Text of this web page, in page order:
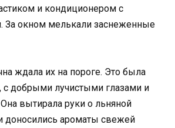
и кондиционером с
За окном мелькали заснеженные
ждала их на пороге. Это была
с добрыми лучистыми глазами и
вытирала руки о льняной
доносились ароматы свежей